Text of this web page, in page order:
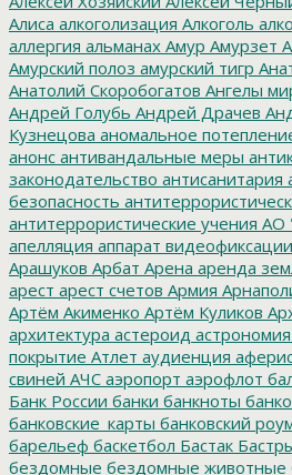
Алиса алкоголизация Алкоголь
аллергия альманах Амур Амурзет
Амурский полоз амурский тигр
Анатолий Скоробогатов Ангелы
Андрей Голубь Андрей Драчев
Кузнецова аномальное
анонс антивандальные меры
законодательство антисанитария
безопасность
антитеррористические учения АО
апелляция аппарат видеофиксации
Арашуков Арбат Арена аренда
арест арест счетов Армия
Артём Акименко Артём Куликов
архитектура астероид астрономия
покрытие Атлет аудиенция
свиней АЧС аэропорт аэрофлот
Банк России банки банкноты
банковские_карты банковский
барельеф баскетбол Бастак
бездомные бездомные животные